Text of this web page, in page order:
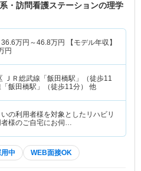
・訪問看護ステーションの理学
36.6万円～46.8万円
【モデル年収】
円
ＪＲ総武線「飯田橋駅」（徒歩11
飯田橋駅」（徒歩11分） 他
の利用者様を対象としたリハビリ
様のご自宅にお伺…
中 WEB面接OK